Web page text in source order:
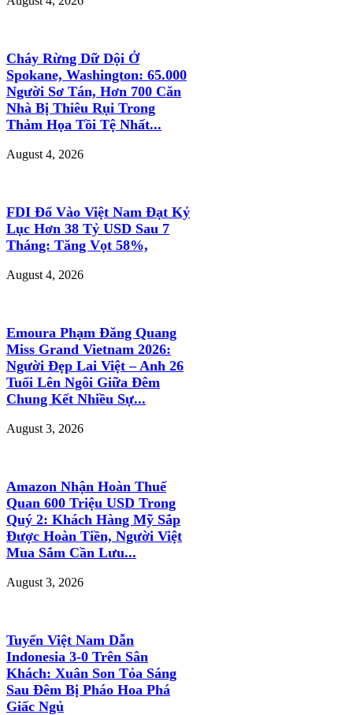
Cháy Rừng Dữ Dội Ở
Spokane, Washington: 65.000
Người Sơ Tán, Hơn 700 Căn
Nhà Bị Thiêu Rụi Trong
Thảm Họa Tồi Tệ Nhất...
August 4, 2026
FDI Đổ Vào Việt Nam Đạt Kỷ
Lục Hơn 38 Tỷ USD Sau 7
Tháng: Tăng Vọt 58%,
August 4, 2026
Emoura Phạm Đăng Quang
Miss Grand Vietnam 2026:
Người Đẹp Lai Việt – Anh 26
Tuổi Lên Ngôi Giữa Đêm
Chung Kết Nhiều Sự...
August 3, 2026
Amazon Nhận Hoàn Thuế
Quan 600 Triệu USD Trong
Quý 2: Khách Hàng Mỹ Sắp
Được Hoàn Tiền, Người Việt
Mua Sắm Cần Lưu...
August 3, 2026
Tuyển Việt Nam Dẫn
Indonesia 3-0 Trên Sân
Khách: Xuân Son Tỏa Sáng
Sau Đêm Bị Pháo Hoa Phá
Giấc Ngủ